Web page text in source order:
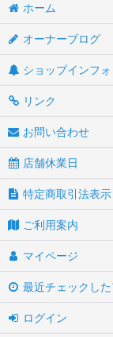
ホーム
オーナーブログ
ショップインフォ
リンク
お問い合わせ
店舗休業日
特定商取引法表示
ご利用案内
マイページ
最近チェックし
ログイン